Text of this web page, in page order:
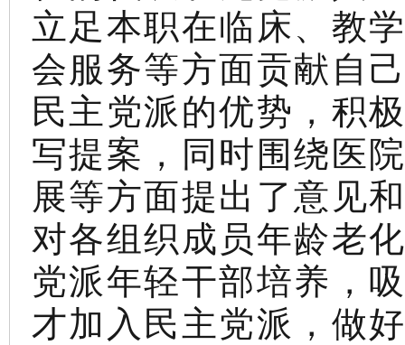
立足本职在临床、教
会服务等方面贡献自
民主党派的优势，积
写提案，同时围绕医
展等方面提出了意见
对各组织成员年龄老
党派年轻干部培养，
才加入民主党派，做